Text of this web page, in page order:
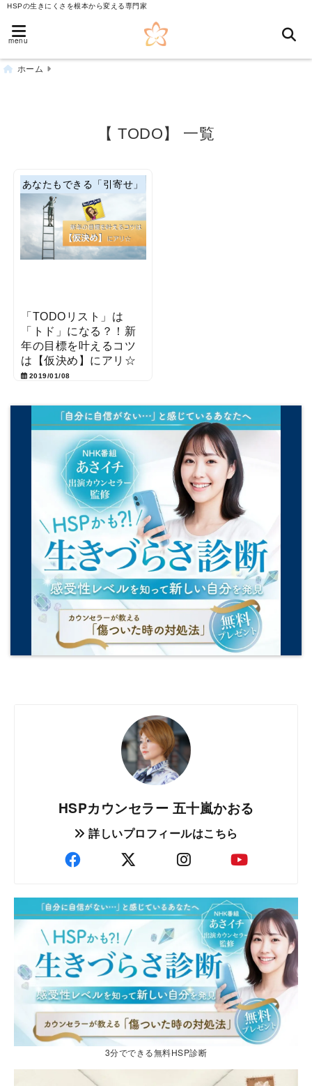
HSPの生きにくさを根本から変える専門家
menu
ホーム
【 TODO】 一覧
あなたもできる「引寄せ」
「TODOリスト」は
「トド」になる？！新
年の目標を叶えるコツ
は【仮決め】にアリ☆
2019/01/08
HSPカウンセラー 五十嵐かおる
詳しいプロフィールはこちら
3分でできる無料HSP診断